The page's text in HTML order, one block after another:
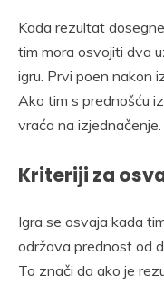
Kada rezultat
tim mora osvojiti dva
igru. Prvi poen nakon
Ako tim s prednošću
vraća na izjednačenje.
Kriteriji za
Igra se osvaja kada
održava prednost od
To znači da ako je